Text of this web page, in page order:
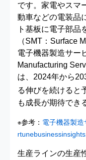
です。家電やスマ
動車などの電装品
ト基板に電子部品
（SMT：Surface
電子機器製造サー
Manufacturing
は、2024年から
る伸びを続けると
も成長が期待でき
※参考： 電子機器製
生産ラインの生産